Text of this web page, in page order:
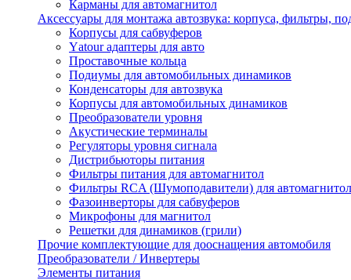
Карманы для автомагнитол
Аксессуары для монтажа автозвука: корпуса, фильтры,
Корпусы для сабвуферов
Yаtour адаптеры для авто
Проставочные кольца
Подиумы для автомобильных динамиков
Конденсаторы для автозвука
Корпусы для автомобильных динамиков
Преобразователи уровня
Акустические терминалы
Регуляторы уровня сигнала
Дистрибьюторы питания
Фильтры питания для автомагнитол
Фильтры RCA (Шумоподавители) для автомагнитол
Фазоинверторы для сабвуферов
Микрофоны для магнитол
Решетки для динамиков (грили)
Прочие комплектующие для дооснащения автомобиля
Преобразователи / Инвертеры
Элементы питания